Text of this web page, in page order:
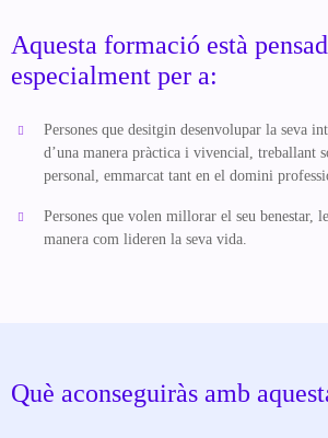
Aquesta formació està
especialment per a:
Persones que desitgin desenvolupar la seva
d’una manera pràctica i vivencial, treballant
personal, emmarcat tant en el domini
Persones que volen millorar el seu benestar,
manera com lideren la seva vida.
Què aconseguiràs amb